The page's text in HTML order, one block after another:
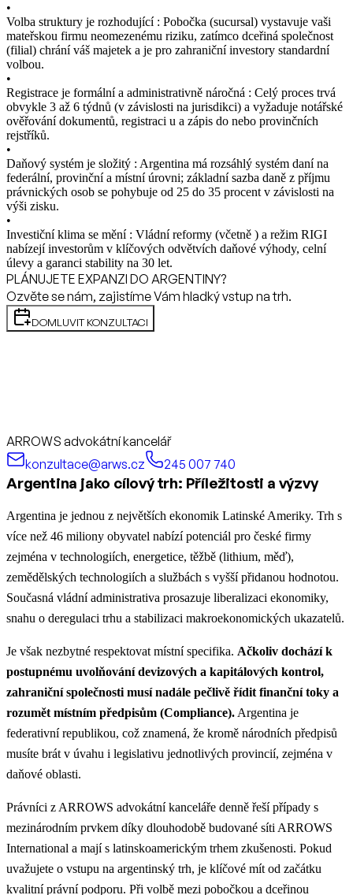
•
Volba struktury je rozhodující : Pobočka (sucursal) vystavuje vaši
mateřskou firmu neomezenému riziku, zatímco dceřiná společnost
(filial) chrání váš majetek a je pro zahraniční investory standardní
volbou.
•
Registrace je formální a administrativně náročná : Celý proces trvá
obvykle 3 až 6 týdnů (v závislosti na jurisdikci) a vyžaduje notářské
ověřování dokumentů, registraci u a zápis do nebo provinčních
rejstříků.
•
Daňový systém je složitý : Argentina má rozsáhlý systém daní na
federální, provinční a místní úrovni; základní sazba daně z příjmu
právnických osob se pohybuje od 25 do 35 procent v závislosti na
výši zisku.
•
Investiční klima se mění : Vládní reformy (včetně ) a režim RIGI
nabízejí investorům v klíčových odvětvích daňové výhody, celní
úlevy a garanci stability na 30 let.
PLÁNUJETE EXPANZI DO ARGENTINY?
Ozvěte se nám, zajistíme Vám hladký vstup na trh.
DOMLUVIT KONZULTACI
ARROWS advokátní kancelář
konzultace@arws.cz
245 007 740
Argentina jako cílový trh: Příležitosti a výzvy
Argentina je jednou z největších ekonomik Latinské Ameriky. Trh s
více než 46 miliony obyvatel nabízí potenciál pro české firmy
zejména v technologiích, energetice, těžbě (lithium, měď),
zemědělských technologiích a službách s vyšší přidanou hodnotou.
Současná vládní administrativa prosazuje liberalizaci ekonomiky,
snahu o deregulaci trhu a stabilizaci makroekonomických ukazatelů.
Je však nezbytné respektovat místní specifika. Ačkoliv dochází k
postupnému uvolňování devizových a kapitálových kontrol,
zahraniční společnosti musí nadále pečlivě řídit finanční toky a
rozumět místním předpisům (Compliance).Argentina je
federativní republikou, což znamená, že kromě národních předpisů
musíte brát v úvahu i legislativu jednotlivých provincií, zejména v
daňové oblasti.
Právníci z ARROWS advokátní kanceláře denně řeší případy s
mezinárodním prvkem díky dlouhodobě budované síti ARROWS
International a mají s latinskoamerickým trhem zkušenosti. Pokud
uvažujete o vstupu na argentinský trh, je klíčové mít od začátku
kvalitní právní podporu. Při volbě mezi pobočkou a dceřinou